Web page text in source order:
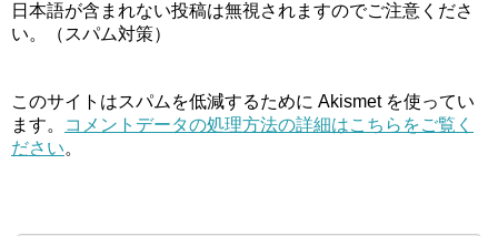
日本語が含まれない投稿は無視されますのでご注意くださ
い。（スパム対策）
このサイトはスパムを低減するために Akismet を使ってい
ます。
コメントデータの処理方法の詳細はこちらをご覧く
ださい。